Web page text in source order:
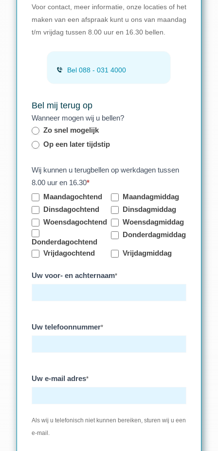
Voor contact, meer informatie, onze locaties of het
maken van een afspraak kunt u ons van maandag
t/m vrijdag tussen 8.00 uur en 16.30 bellen.
Bel 088 - 031 4000
Bel mij terug op
Wanneer mogen wij u bellen?
Zo snel mogelijk
Op een later tijdstip
Wij kunnen u terugbellen op werkdagen tussen
8.00 uur en 16.30*
Maandagochtend
Maandagmiddag
Dinsdagochtend
Dinsdagmiddag
Woensdagochtend
Woensdagmiddag
Donderdagochtend
Donderdagmiddag
Vrijdagochtend Vrijdagmiddag
Uw voor- en achternaam*
Uw telefoonnummer*
Uw e-mail adres*
Als wij u telefonisch niet kunnen bereiken, sturen wij u een
e-mail.